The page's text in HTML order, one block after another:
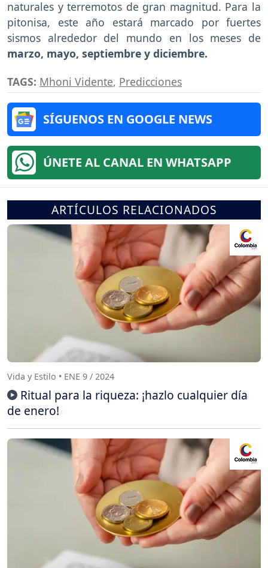
naturales y terremotos de gran magnitud. Para la
pitonisa, este año estará marcado por fuertes
sismos alrededor del mundo en los meses de
marzo, mayo, septiembre y diciembre.
TAGS: Mhoni Vidente, Predicciones
SÍGUENOS EN GOOGLE NEWS
ÚNETE AL CANAL EN WHATSAPP
ARTÍCULOS RELACIONADOS
Vida y Estilo • ENE 9 / 2024
Ritual para la riqueza: ¡hazlo cualquier día
de enero!